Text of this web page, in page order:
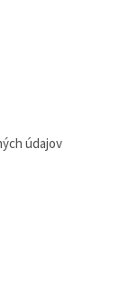
údajov